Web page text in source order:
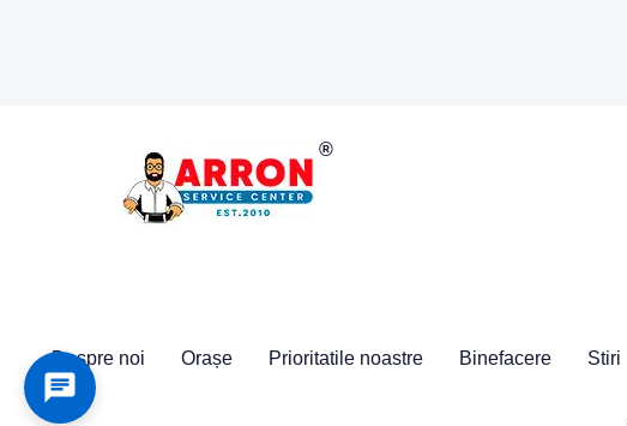
Despre noi Orașe Prioritatile noastre Binefacere Stiri